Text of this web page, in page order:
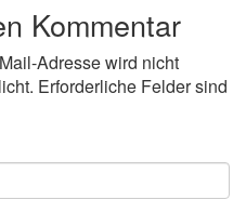
Kommentar
Adresse wird nicht
Erforderliche Felder sind